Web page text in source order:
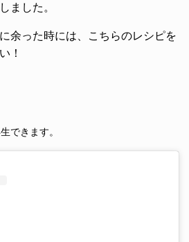
ました。
余った時には、こちらのレシピを
！
できます。